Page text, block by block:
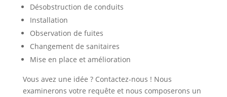
Désobstruction de conduits
Installation
Observation de fuites
Changement de sanitaires
Mise en place et amélioration
Vous avez une idée ? Contactez-nous ! Nous
examinerons votre requête et nous composerons un